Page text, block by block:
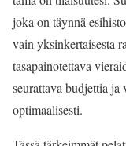
joka on täynnä
vain yksinkertaisesta
tasapainotettava
seurattava budjettia ja
optimaalisesti.